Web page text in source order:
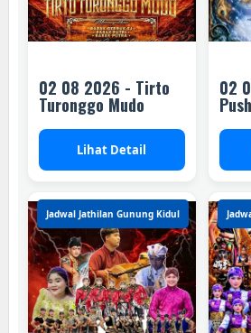
02 08 2026 - Tirto
Turonggo Mudo
Lihat Detail
02
Jadwal Jathilan Gunung Kidul